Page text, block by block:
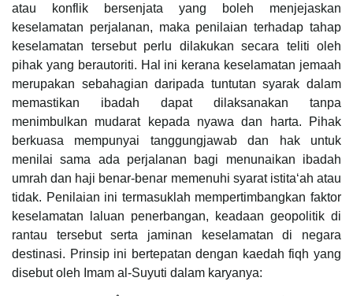
atau konflik bersenjata yang boleh menjejaskan
keselamatan perjalanan, maka penilaian terhadap tahap
keselamatan tersebut perlu dilakukan secara teliti oleh
pihak yang berautoriti. Hal ini kerana keselamatan jemaah
merupakan sebahagian daripada tuntutan syarak dalam
memastikan ibadah dapat dilaksanakan tanpa
menimbulkan mudarat kepada nyawa dan harta. Pihak
berkuasa mempunyai tanggungjawab dan hak untuk
menilai sama ada perjalanan bagi menunaikan ibadah
umrah dan haji benar-benar memenuhi syarat istita‘ah atau
tidak. Penilaian ini termasuklah mempertimbangkan faktor
keselamatan laluan penerbangan, keadaan geopolitik di
rantau tersebut serta jaminan keselamatan di negara
destinasi. Prinsip ini bertepatan dengan kaedah fiqh yang
disebut oleh Imam al-Suyuti dalam karyanya: